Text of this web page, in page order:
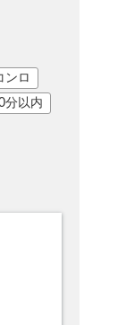
ンロ
分以内